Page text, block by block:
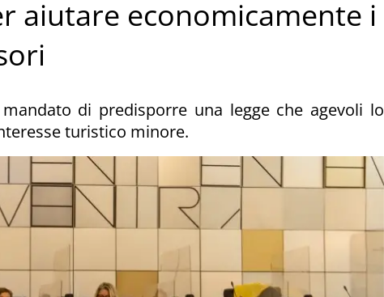
aiutare economicamente i
di predisporre una legge che agevoli lo
turistico minore.